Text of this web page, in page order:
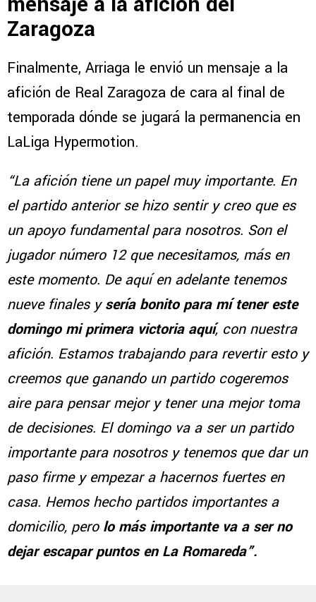
Zaragoza
Finalmente, Arriaga le envió un mensaje a la
afición de Real Zaragoza de cara al final de
temporada dónde se jugará la permanencia en
LaLiga Hypermotion.
“La afición tiene un papel muy importante. En
el partido anterior se hizo sentir y creo que es
un apoyo fundamental para nosotros. Son el
jugador número 12 que necesitamos, más en
este momento. De aquí en adelante tenemos
nueve finales ysería bonito para mí tener este
domingo mi primera victoria aquí, con nuestra
afición. Estamos trabajando para revertir esto y
creemos que ganando un partido cogeremos
aire para pensar mejor y tener una mejor toma
de decisiones. El domingo va a ser un partido
importante para nosotros y tenemos que dar un
paso firme y empezar a hacernos fuertes en
casa. Hemos hecho partidos importantes a
domicilio, perolo más importante va a ser no
dejar escapar puntos en La Romareda”.